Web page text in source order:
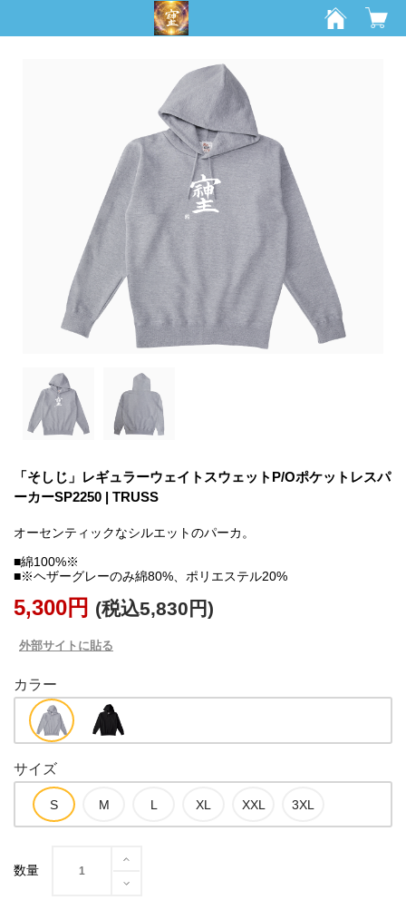
「そしじ」レギュラーウェイトスウェットP/Oポケットレスパ
ーカーSP2250 | TRUSS
オーセンティックなシルエットのパーカ。
■綿100%※
■※ヘザーグレーのみ綿80%、ポリエステル20%
5,300円 (税込5,830円)
外部サイトに貼る
カラー
サイズ
数量